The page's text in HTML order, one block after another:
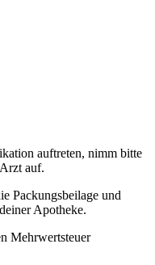
auftreten, nimm bitte
auf.
Packungsbeilage und
Apotheke.
Mehrwertsteuer